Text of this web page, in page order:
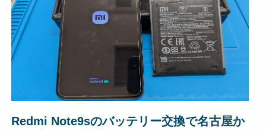
iPhone17シリーズの画面交換に対応いたしま